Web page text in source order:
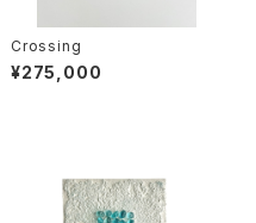
Crossing
¥275,000